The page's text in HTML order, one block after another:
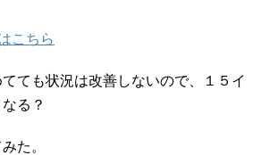
こちら
ても状況は改善しないので、１５イ
る？
た。